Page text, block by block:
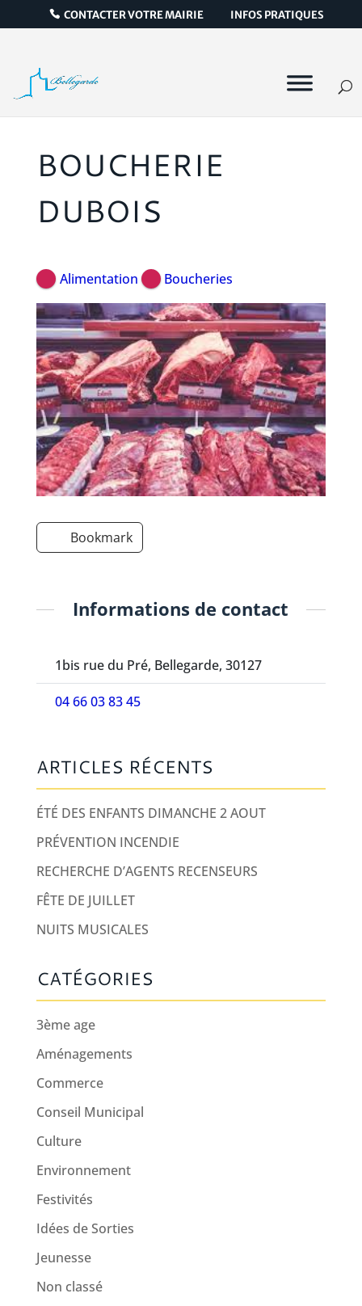
CONTACTER VOTRE MAIRIE INFOS PRATIQUES
BOUCHERIE
DUBOIS
Alimentation Boucheries
Bookmark
Informations de contact
1bis rue du Pré, Bellegarde, 30127
04 66 03 83 45
ARTICLES RÉCENTS
ÉTÉ DES ENFANTS DIMANCHE 2 AOUT
PRÉVENTION INCENDIE
RECHERCHE D’AGENTS RECENSEURS
FÊTE DE JUILLET
NUITS MUSICALES
CATÉGORIES
3ème age
Aménagements
Commerce
Conseil Municipal
Culture
Environnement
Festivités
Idées de Sorties
Jeunesse
Non classé